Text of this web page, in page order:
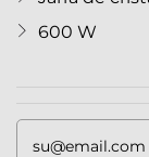
600 W